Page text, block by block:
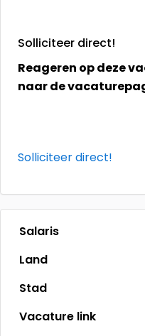
Solliciteer direct!
Reageren op deze
naar de
Solliciteer direct!
Salaris
Land
Stad
Vacature link